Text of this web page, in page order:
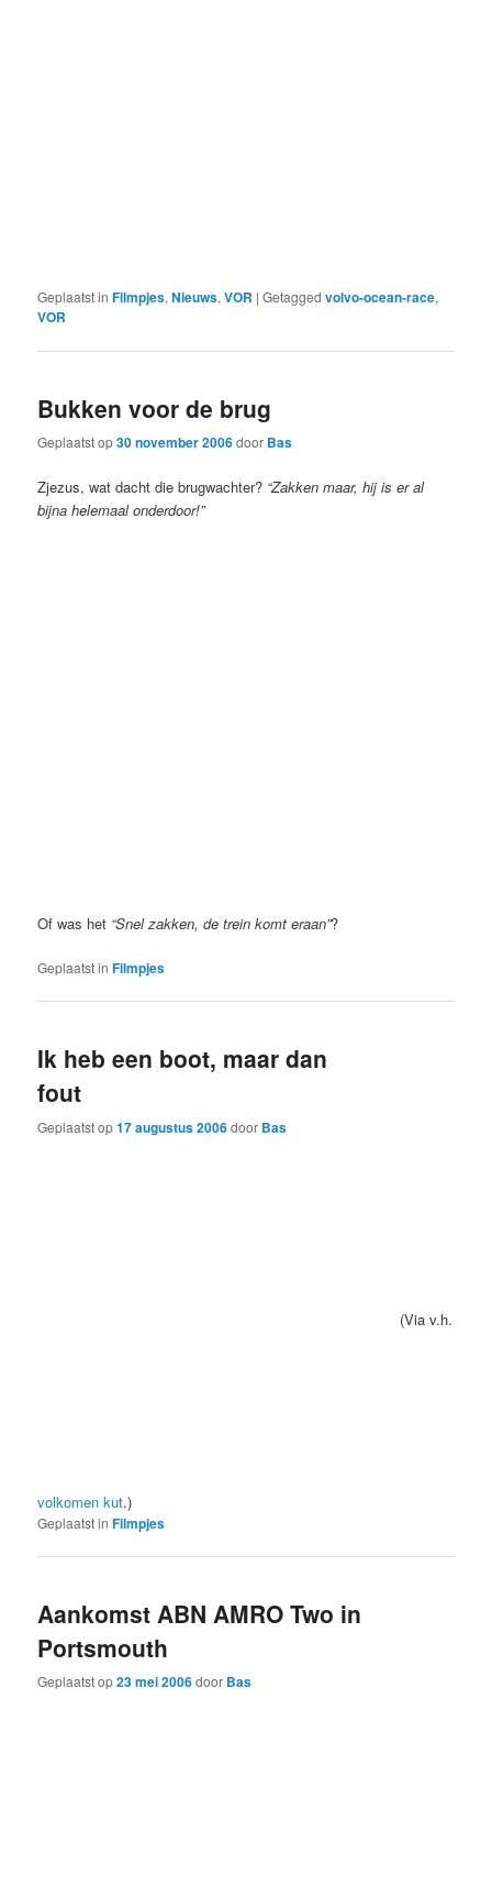
Geplaatst in Filmpjes,Nieuws,VOR |Getagged volvo-ocean-race,
VOR
Bukken voor de brug
Geplaatst op30 november 2006door Bas
Zjezus, wat dacht die brugwachter? “Zakken maar, hij is er al
bijna helemaal onderdoor!”
Of was het “Snel zakken, de trein komt eraan”?
Geplaatst in Filmpjes
Ik heb een boot, maar dan
fout
Geplaatst op17 augustus 2006door Bas
(Via v.h.
volkomen kut.)
Geplaatst in Filmpjes
Aankomst ABN AMRO Two in
Portsmouth
Geplaatst op23 mei 2006door Bas